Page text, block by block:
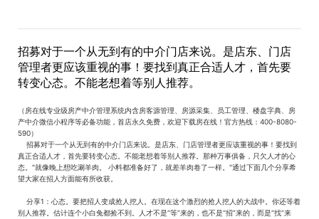
招募对于一个从无到有的中介门店来说。是店东、门店
管理者更应该重视的事！要找到真正合适人才，首先要
转变心态。不能老想着等别人推荐。
（房在线专业级房产中介管理系统内含房客源管理、房源采集、员工管理、楼盘字典、房
产中介微信小程序等必备功能，首店永久免费，欢迎下载房在线！官方热线：400-8080-
590）
招募对于一个从无到有的中介门店来说。是店东、门店管理者更应该重视的事！要找到
真正合适人才，首先要转变心态。不能老想着等别人推荐。那种万事俱备，只欠人才的心
态。"就像晚上想吃涮羊肉。 小料都准备好了，就差羊肉卷了一样。"通过下面几个分享希
望大家在招人方面能有所收获。
分享1：心态。要把招人变成抢人挖人。在现在这个激烈的抢人挖人的大战中。你还等着
别人推荐。估计连个小白兔都捡不到。人才不是“等”来的，也不是“招”来的，而是“找”来